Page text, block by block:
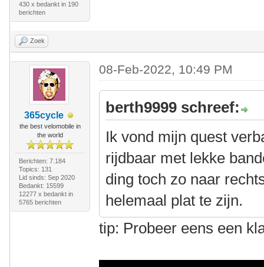
430 x bedankt in 190
berichten
Zoek
365cycle
the best velomobile in
the world
Berichten: 7.184
Topics: 131
Lid sinds: Sep 2020
Bedankt: 15599
12277 x bedankt in
5765 berichten
08-Feb-2022, 10:49 PM
berth9999 schreef:
Ik vond mijn quest
rijdbaar met lekke
ding toch zo naar
helemaal plat te zijn.
tip: Probeer eens een